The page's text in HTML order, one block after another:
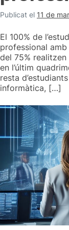
Publicat el 11 de
El 100% de
professional
del 75%
en l’últim
resta
informàtica, […]